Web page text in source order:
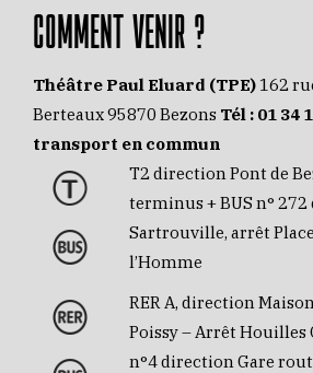
COMMENT VENIR ?
Théâtre Paul Eluard (TPE) 162
Berteaux 95870 Bezons Tél : 01 34
transport en commun
T2 direction Pont de
terminus + BUS n°
Sartrouville, arrêt
l’Homme
RER A, direction
Poissy – Arrêt Houilles
n°4 direction Gare